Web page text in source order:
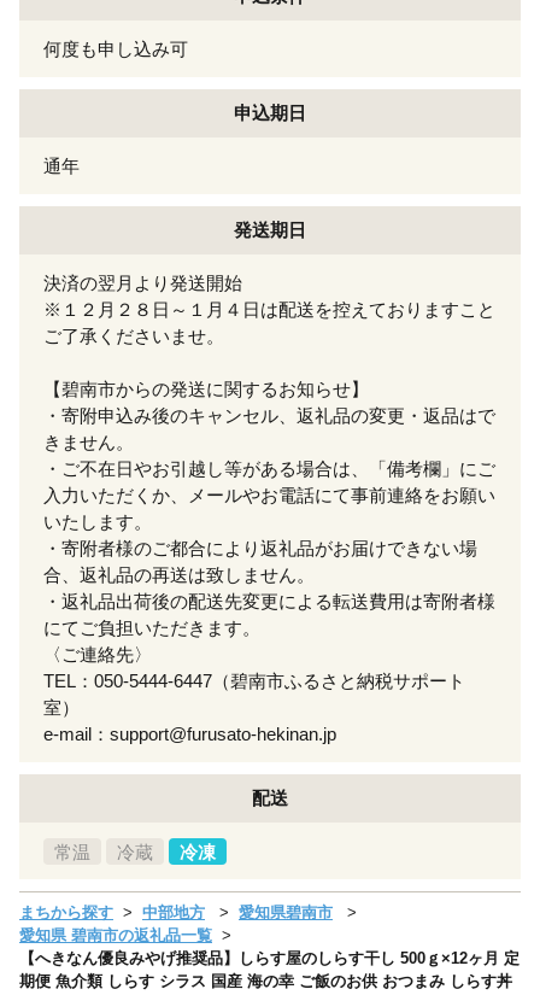
何度も申し込み可
申込期日
通年
発送期日
決済の翌月より発送開始
※１２月２８日～１月４日は配送を控えておりますこと
ご了承くださいませ。
【碧南市からの発送に関するお知らせ】
・寄附申込み後のキャンセル、返礼品の変更・返品はで
きません。
・ご不在日やお引越し等がある場合は、「備考欄」にご
入力いただくか、メールやお電話にて事前連絡をお願い
いたします。
・寄附者様のご都合により返礼品がお届けできない場
合、返礼品の再送は致しません。
・返礼品出荷後の配送先変更による転送費用は寄附者様
にてご負担いただきます。
〈ご連絡先〉
TEL：050-5444-6447（碧南市ふるさと納税サポート
室）
e-mail：support@furusato-hekinan.jp
配送
常温 冷蔵 冷凍
まちから探す 中部地方
愛知県碧南市
愛知県 碧南市の返礼品一覧
【へきなん優良みやげ推奨品】しらす屋のしらす干し 500ｇ×12ヶ月 定
期便 魚介類 しらす シラス 国産 海の幸 ご飯のお供 おつまみ しらす丼